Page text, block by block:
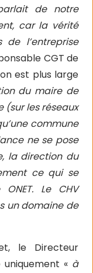
de notre
car la vérité
l’entreprise
CGT de
est plus large
du maire de
(sur les réseaux
commune
ne se pose
la direction du
ce qui se
Le CHV
un domaine de
le Directeur
« à